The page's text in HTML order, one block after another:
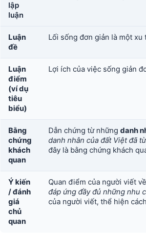
lập
luận
Luận
đề
Lối sống đơn giản là một
Luận
điểm
(ví dụ
tiêu
biểu)
Lợi ích của việc sống giản
Bằng
chứng
khách
quan
Dẫn chứng từ những danh
danh nhân của đất Việt đã
đây là bằng chứng khách
Ý kiến
/ đánh
giá
chủ
quan
Quan điểm của người viết về
đáp ứng đầy đủ những nhu
của người viết, thể hiện